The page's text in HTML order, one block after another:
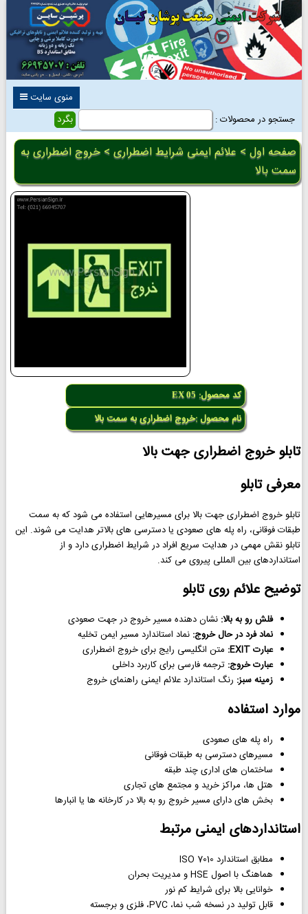
منوی سایت
جستجو در محصولات :
صفحه اول > علائم ایمنی شرایط اضطراری > خروج اضطراری به
سمت بالا
کد محصول: EX 05
نام محصول :خروج اضطراری به سمت بالا
تابلو خروج اضطراری جهت بالا
معرفی تابلو
تابلو خروج اضطراری جهت بالا برای مسیرهایی استفاده می شود که به سمت
طبقات فوقانی، راه پله های صعودی یا دسترسی های بالاتر هدایت می شوند. این
تابلو نقش مهمی در هدایت سریع افراد در شرایط اضطراری دارد و از
استانداردهای بین المللی پیروی می کند.
توضیح علائم روی تابلو
فلش رو به بالا: نشان دهنده مسیر خروج در جهت صعودی
نماد فرد در حال خروج: نماد استاندارد مسیر ایمن تخلیه
عبارت EXIT:
متن انگلیسی رایج برای خروج اضطراری
عبارت خروج: ترجمه فارسی برای کاربرد داخلی
زمینه سبز: رنگ استاندارد علائم ایمنی راهنمای خروج
موارد استفاده
راه پله های صعودی
مسیرهای دسترسی به طبقات فوقانی
ساختمان های اداری چند طبقه
هتل ها، مراکز خرید و مجتمع های تجاری
بخش های دارای مسیر خروج رو به بالا در کارخانه ها یا انبارها
استانداردهای ایمنی مرتبط
مطابق استاندارد ISO 7010
هماهنگ با اصول HSE و مدیریت بحران
خوانایی بالا برای شرایط کم نور
قابل تولید در نسخه شب نما، PVC، فلزی و برجسته